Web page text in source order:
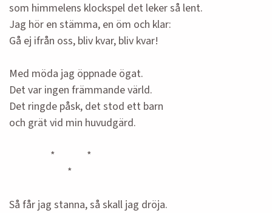
som himmelens klockspel det leker så lent.
Jag hör en stämma, en öm och klar:
Gå ej ifrån oss, bliv kvar, bliv kvar!
Med möda jag öppnade ögat.
Det var ingen främmande värld.
Det ringde påsk, det stod ett barn
och grät vid min huvudgärd.
* *
*
Så får jag stanna, så skall jag dröja.